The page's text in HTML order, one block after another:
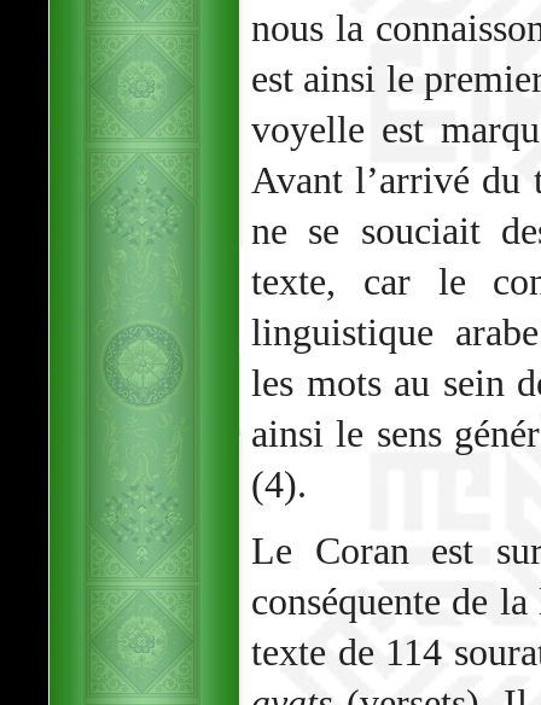
nous la
est ainsi le
voyelle est
Avant l’arrivé du
ne se souciait
texte, car le
linguistique
les mots au sein
ainsi le sens
(4).
Le Coran est
conséquente de
texte de 114